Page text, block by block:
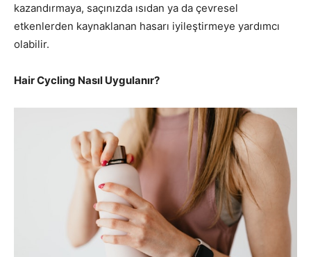
kazandırmaya, saçınızda ısıdan ya da çevresel
etkenlerden kaynaklanan hasarı iyileştirmeye yardımcı
olabilir.
Hair Cycling Nasıl Uygulanır?